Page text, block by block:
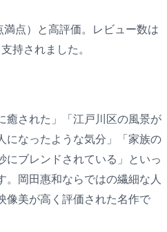
点）と高評価。レビュー数は
持されました。
癒された」「江戸川区の風景が
になったような気分」「家族の
にブレンドされている」といっ
。岡田惠和ならではの繊細な人
像美が高く評価された名作で